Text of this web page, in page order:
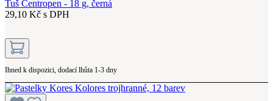
Tuš Centropen - 18 g, černá
29,10 Kč s DPH
Ihned k dispozici, dodací lhůta 1-3 dny